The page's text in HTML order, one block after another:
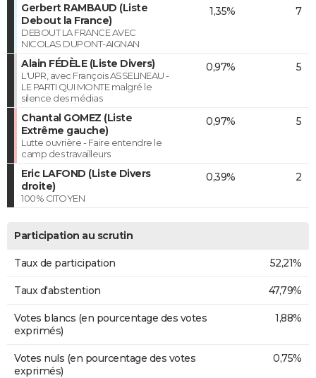
Gerbert RAMBAUD (Liste
Debout la France)
DEBOUT LA FRANCE AVEC
NICOLAS DUPONT-AIGNAN
1,35% 7
Alain FÉDÈLE (Liste Divers)
L'UPR, avec François ASSELINEAU -
LE PARTI QUI MONTE malgré le
silence des médias
0,97% 5
Chantal GOMEZ (Liste
Extrême gauche)
Lutte ouvrière - Faire entendre le
camp des travailleurs
0,97% 5
Eric LAFOND (Liste Divers
droite)
100% CITOYEN
0,39% 2
Participation au scrutin
Taux de participation 52,21%
Taux d'abstention 47,79%
Votes blancs (en pourcentage des votes
exprimés)
1,88%
Votes nuls (en pourcentage des votes
exprimés)
0,75%